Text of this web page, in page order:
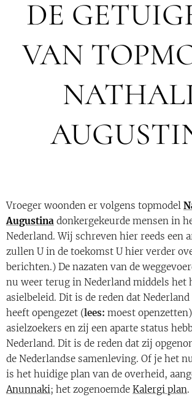
DE
VAN
Vroeger woonden er volgens topmodel
Augustina donkergekeurde mensen in
Nederland. Wij schreven hier reeds een
zullen U in de toekomst U hier verder
berichten.) De nazaten van de
nu weer terug in Nederland middels het
asielbeleid. Dit is de reden dat
heeft opengezet (lees: moest
asielzoekers en zij een aparte status
Nederland. Dit is de reden dat zij
de Nederlandse samenleving. Of je het
is het huidige plan van de overheid,
Anunnaki; het zogenoemde Kalergi plan.